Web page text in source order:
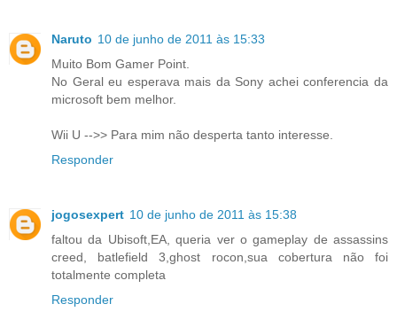
Naruto 10 de junho de 2011 às 15:33
Muito Bom Gamer Point.
No Geral eu esperava mais da Sony achei conferencia da
microsoft bem melhor.
Wii U -->> Para mim não desperta tanto interesse.
Responder
jogosexpert 10 de junho de 2011 às 15:38
faltou da Ubisoft,EA, queria ver o gameplay de assassins
creed, batlefield 3,ghost rocon,sua cobertura não foi
totalmente completa
Responder